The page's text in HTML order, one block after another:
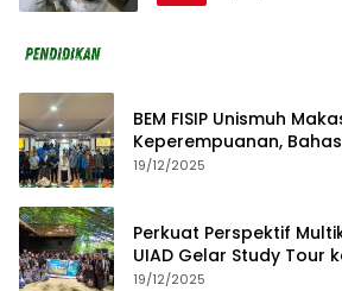
BEM FISIP Unismuh
Keperempuanan,
dan Budaya Lokal
19/12/2025
Perkuat Perspektif
UIAD Gelar Study Tour
19/12/2025